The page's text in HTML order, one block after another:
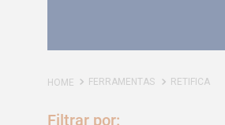
FERRAMENTAS RETIFICA